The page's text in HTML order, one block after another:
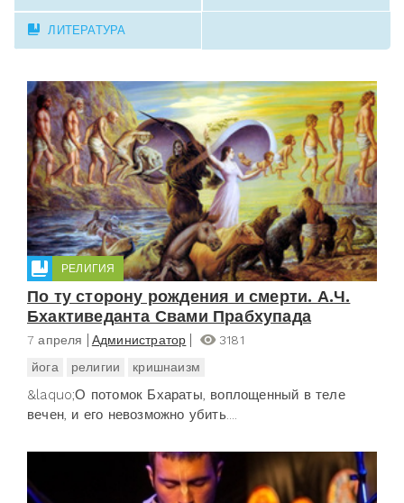
ЛИТЕРАТУРА
РЕЛИГИЯ
По ту сторону рождения и смерти. А.Ч.
Бхактиведанта Свами Прабхупада
7 апреля Администратор
3181
йога
религии кришнаизм
&laquo;О потомок Бхараты, воплощенный в теле
вечен, и его невозможно убить....